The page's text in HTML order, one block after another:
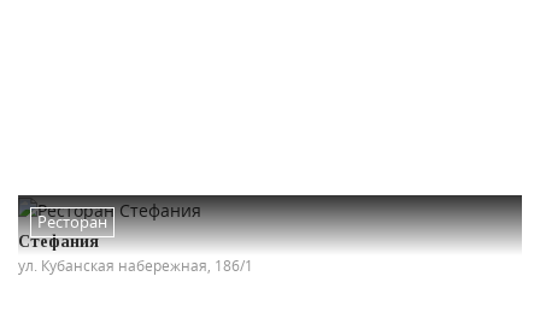
Ресторан
Стефания
ул. Кубанская набережная, 186/1